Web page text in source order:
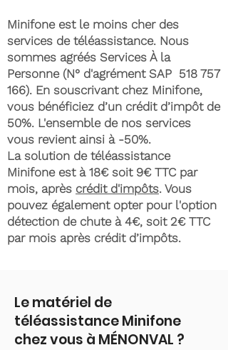
Minifone est le moins cher des
services de téléassistance. Nous
sommes agréés Services À la
Personne (N° d'agrément SAP 518 757
166). En souscrivant chez Minifone,
vous bénéficiez d’un crédit d’impôt de
50%. L'ensemble de nos services
vous revient ainsi à -50%.
La solution de téléassistance
Minifone est à 18€ soit 9€ TTC par
mois, après crédit d'impôts. Vous
pouvez également opter pour l'option
détection de chute à 4€, soit 2€ TTC
par mois après crédit d’impôts.
Le matériel de
téléassistance Minifone
chez vous à MÉNONVAL ?